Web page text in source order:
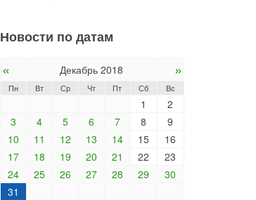
Новости по датам
« Декабрь 2018 »
Пн Вт Ср Чт Пт Сб Вс
1
2
3
4 5 6 7 8
9
10
11 12 13 14 15
16
17
18 19 20 21 22
23
24
25 26 27 28 29
30
31